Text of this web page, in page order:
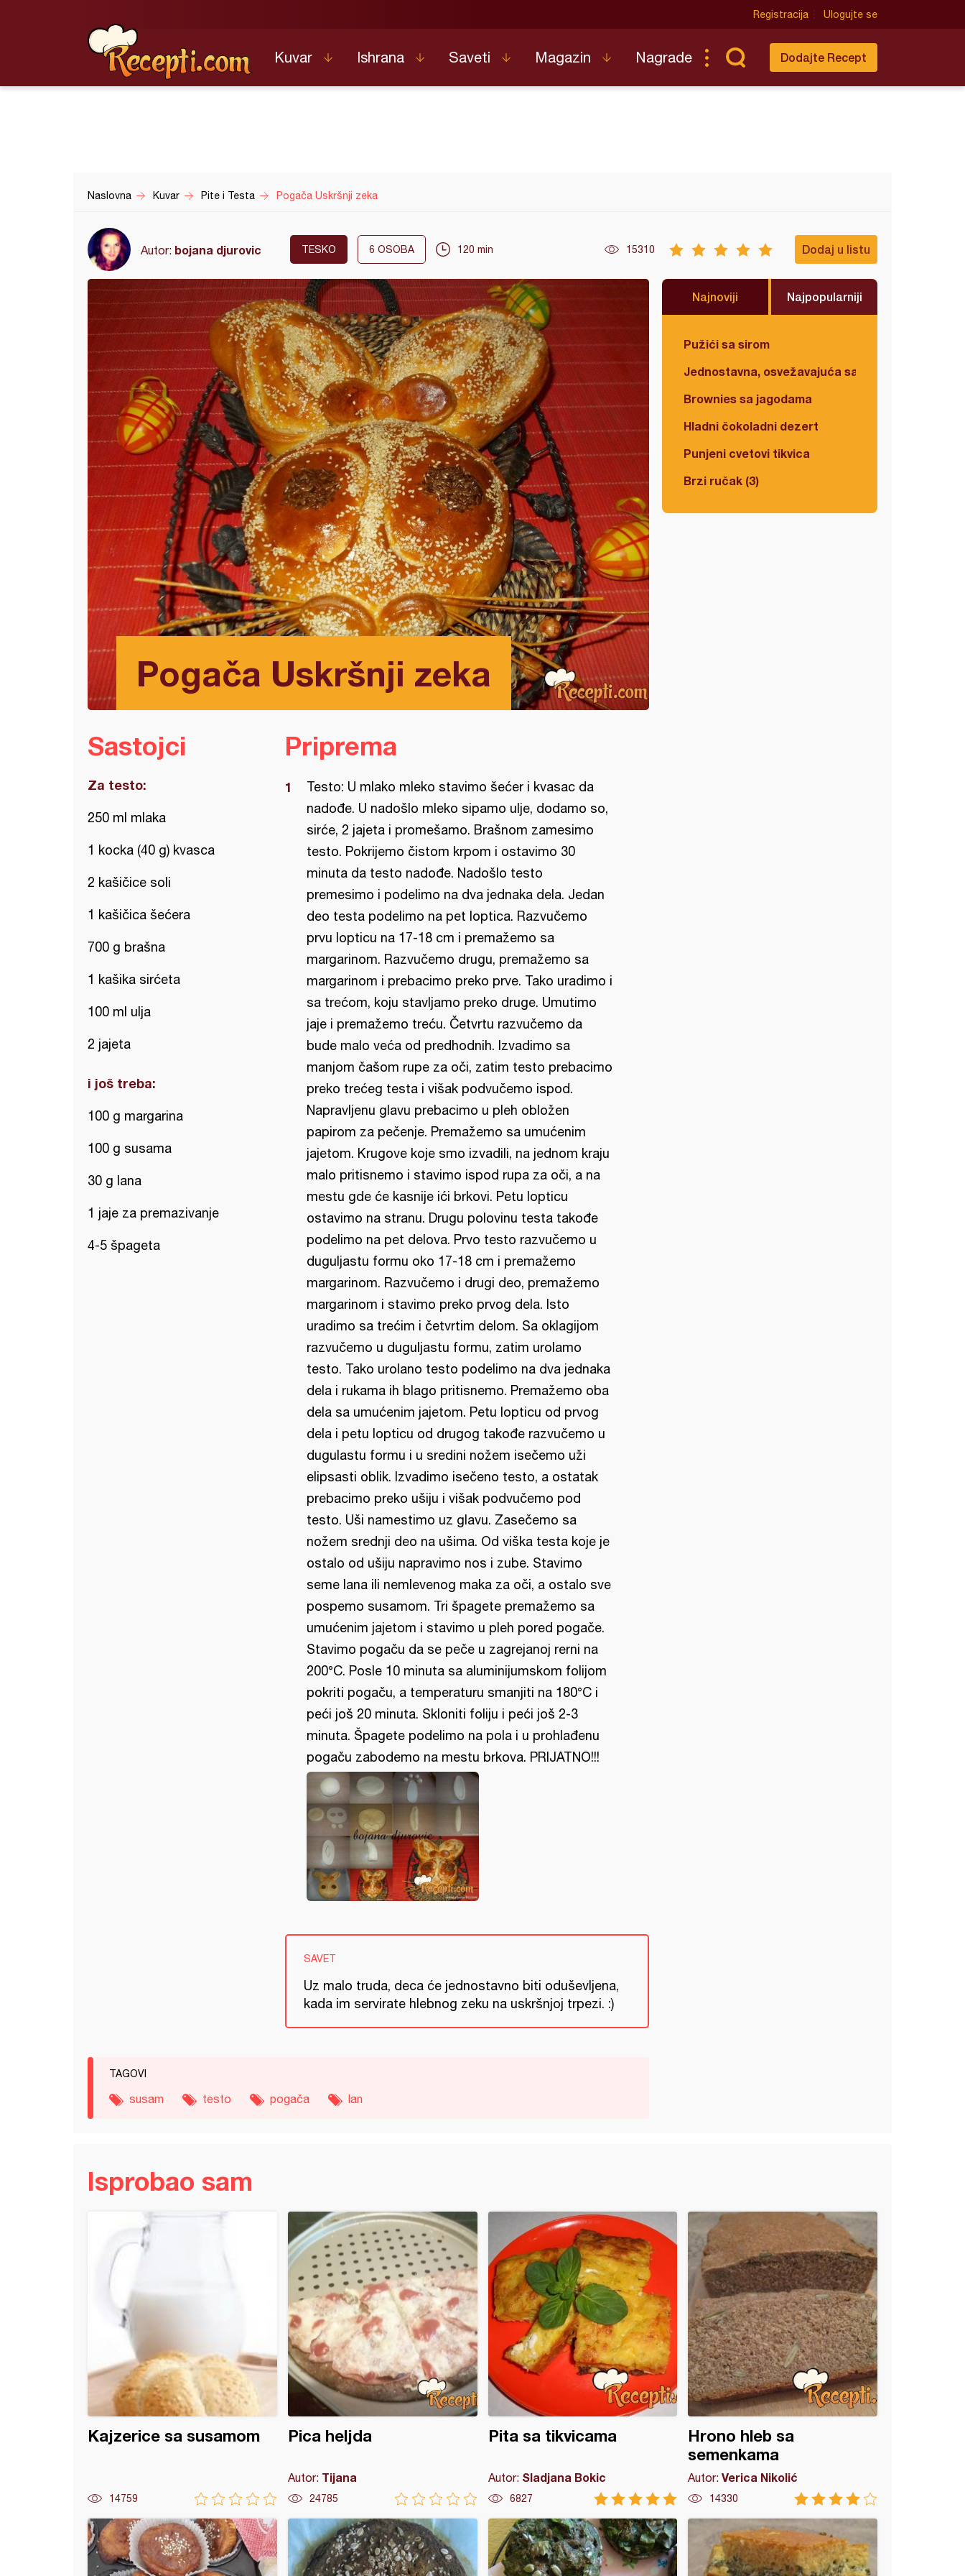
Registracija Ulogujte se
Kuvar Ishrana Saveti Magazin Nagrade Dodajte Recept
Naslovna Kuvar Pite i Testa Pogača Uskršnji zeka
Autor: bojana djurovic TESKO 6 OSOBA 120 min 15310 Dodaj u listu
Pogača Uskršnji zeka
Najnoviji Najpopularniji
Pužići sa sirom
Jednostavna, osvežavajuća salata
Brownies sa jagodama
Hladni čokoladni dezert
Punjeni cvetovi tikvica
Brzi ručak (3)
Sastojci
Za testo:
250 ml mlaka
1 kocka (40 g) kvasca
2 kašičice soli
1 kašičica šećera
700 g brašna
1 kašika sirćeta
100 ml ulja
2 jajeta
i još treba:
100 g margarina
100 g susama
30 g lana
1 jaje za premazivanje
4-5 špageta
Priprema
Testo: U mlako mleko stavimo šećer i kvasac da
nadođe. U nadošlo mleko sipamo ulje, dodamo so,
sirće, 2 jajeta i promešamo. Brašnom zamesimo
testo. Pokrijemo čistom krpom i ostavimo 30
minuta da testo nadođe. Nadošlo testo
premesimo i podelimo na dva jednaka dela. Jedan
deo testa podelimo na pet loptica. Razvučemo
prvu lopticu na 17-18 cm i premažemo sa
margarinom. Razvučemo drugu, premažemo sa
margarinom i prebacimo preko prve. Tako uradimo i
sa trećom, koju stavljamo preko druge. Umutimo
jaje i premažemo treću. Četvrtu razvučemo da
bude malo veća od predhodnih. Izvadimo sa
manjom čašom rupe za oči, zatim testo prebacimo
preko trećeg testa i višak podvučemo ispod.
Napravljenu glavu prebacimo u pleh obložen
papirom za pečenje. Premažemo sa umućenim
jajetom. Krugove koje smo izvadili, na jednom kraju
malo pritisnemo i stavimo ispod rupa za oči, a na
mestu gde će kasnije ići brkovi. Petu lopticu
ostavimo na stranu. Drugu polovinu testa takođe
podelimo na pet delova. Prvo testo razvučemo u
duguljastu formu oko 17-18 cm i premažemo
margarinom. Razvučemo i drugi deo, premažemo
margarinom i stavimo preko prvog dela. Isto
uradimo sa trećim i četvrtim delom. Sa oklagijom
razvučemo u duguljastu formu, zatim urolamo
testo. Tako urolano testo podelimo na dva jednaka
dela i rukama ih blago pritisnemo. Premažemo oba
dela sa umućenim jajetom. Petu lopticu od prvog
dela i petu lopticu od drugog takođe razvučemo u
dugulastu formu i u sredini nožem isečemo uži
elipsasti oblik. Izvadimo isečeno testo, a ostatak
prebacimo preko ušiju i višak podvučemo pod
testo. Uši namestimo uz glavu. Zasečemo sa
nožem srednji deo na ušima. Od viška testa koje je
ostalo od ušiju napravimo nos i zube. Stavimo
seme lana ili nemlevenog maka za oči, a ostalo sve
pospemo susamom. Tri špagete premažemo sa
umućenim jajetom i stavimo u pleh pored pogače.
Stavimo pogaču da se peče u zagrejanoj rerni na
200°C. Posle 10 minuta sa aluminijumskom folijom
pokriti pogaču, a temperaturu smanjiti na 180°C i
peći još 20 minuta. Skloniti foliju i peći još 2-3
minuta. Špagete podelimo na pola i u prohlađenu
pogaču zabodemo na mestu brkova. PRIJATNO!!!
SAVET
Uz malo truda, deca će jednostavno biti oduševljena,
kada im servirate hlebnog zeku na uskršnjoj trpezi. :)
TAGOVI
susam testo pogača lan
Isprobao sam
Kajzerice sa susamom
14759
Pica heljda
Autor: Tijana
24785
Pita sa tikvicama
Autor: Sladjana Bokic
6827
Hrono hleb sa
semenkama
Autor:Verica Nikolić
14330